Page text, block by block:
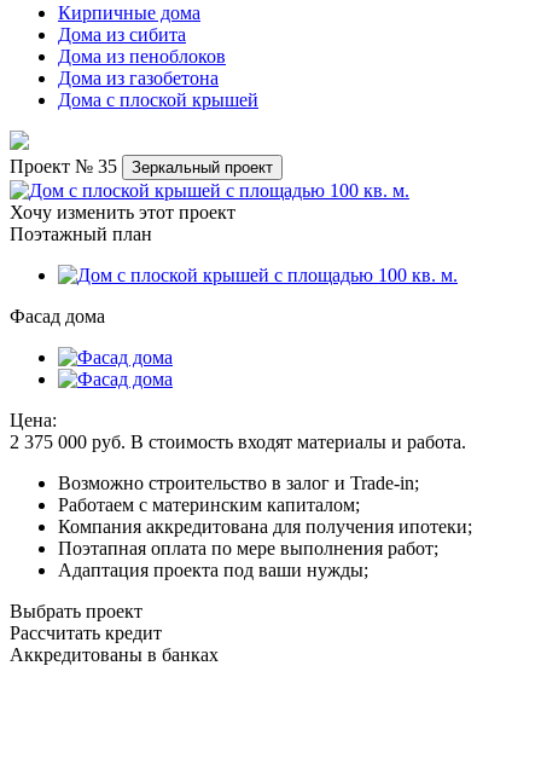
Кирпичные дома
Дома из сибита
Дома из пеноблоков
Дома из газобетона
Дома с плоской крышей
Проект № 35 Зеркальный проект
Хочу изменить этот проект
Поэтажный план
Фасад дома
Цена:
2 375 000 руб. В стоимость входят материалы и работа.
Возможно строительство в залог и Trade-in;
Работаем с материнским капиталом;
Компания аккредитована для получения ипотеки;
Поэтапная оплата по мере выполнения работ;
Адаптация проекта под ваши нужды;
Выбрать проект
Рассчитать кредит
Аккредитованы в банках